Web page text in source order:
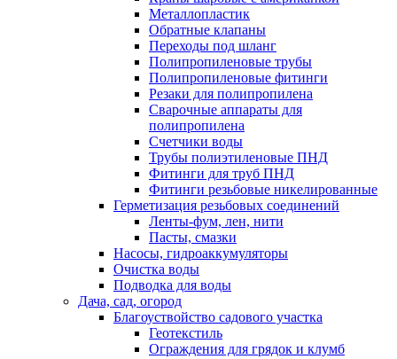
Металлопластик
Обратные клапаны
Переходы под шланг
Полипропиленовые трубы
Полипропиленовые фитинги
Резаки для полипропилена
Сварочные аппараты для
полипропилена
Счетчики воды
Трубы полиэтиленовые ПНД
Фитинги для труб ПНД
Фитинги резьбовые никелированные
Герметизация резьбовых соединений
Ленты-фум, лен, нити
Пасты, смазки
Насосы, гидроаккумуляторы
Очистка воды
Подводка для воды
Дача, сад, огород
Благоуствойство садового участка
Геотекстиль
Ограждения для грядок и клумб